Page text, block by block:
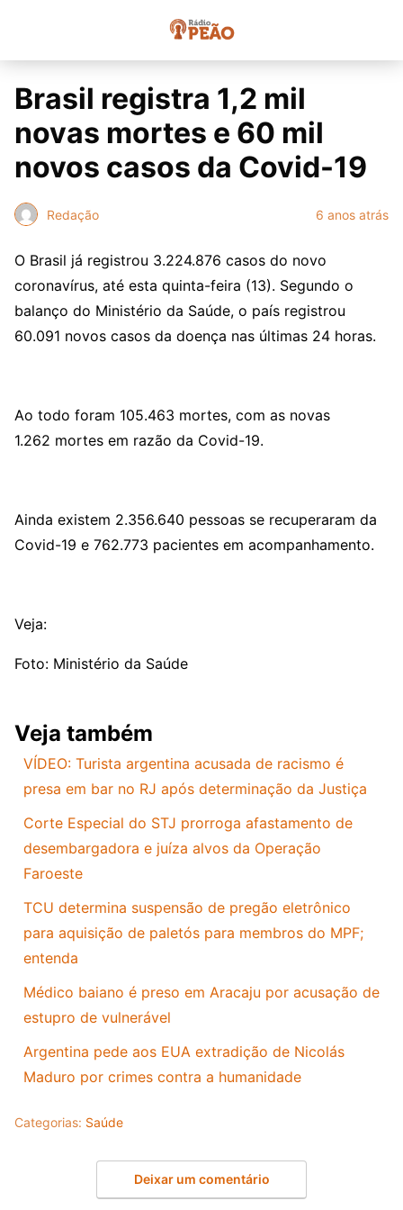
Brasil registra 1,2 mil
novas mortes e 60 mil
novos casos da Covid-19
Redação 6 anos atrás
O Brasil já registrou 3.224.876 casos do novo
coronavírus, até esta quinta-feira (13). Segundo o
balanço do Ministério da Saúde, o país registrou
60.091 novos casos da doença nas últimas 24 horas.
Ao todo foram 105.463 mortes, com as novas
1.262 mortes em razão da Covid-19.
Ainda existem 2.356.640 pessoas se recuperaram da
Covid-19 e 762.773 pacientes em acompanhamento.
Veja:
Foto: Ministério da Saúde
Veja também
VÍDEO: Turista argentina acusada de racismo é
presa em bar no RJ após determinação da Justiça
Corte Especial do STJ prorroga afastamento de
desembargadora e juíza alvos da Operação
Faroeste
TCU determina suspensão de pregão eletrônico
para aquisição de paletós para membros do MPF;
entenda
Médico baiano é preso em Aracaju por acusação de
estupro de vulnerável
Argentina pede aos EUA extradição de Nicolás
Maduro por crimes contra a humanidade
Categorias: Saúde
Deixar um comentário